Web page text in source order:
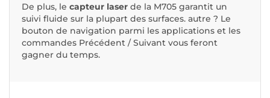
De plus, le capteur laser de la M705 garantit un
suivi fluide sur la plupart des surfaces. autre ? Le
bouton de navigation parmi les applications et les
commandes Précédent / Suivant vous feront
gagner du temps.